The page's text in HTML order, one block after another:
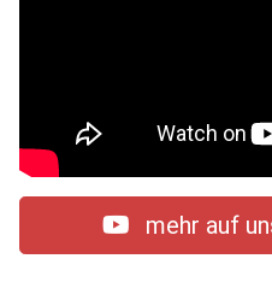
mehr auf